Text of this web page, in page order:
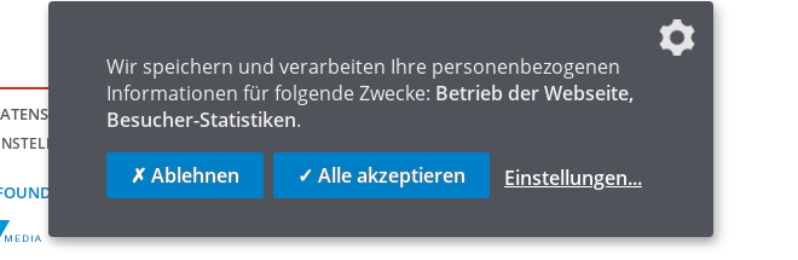
IMPRESSUM FAQ
HOME OF LOGISTICS
Wir speichern und verarbeiten Ihre personenbezogenen
Informationen für folgende Zwecke: Betrieb der Webseite,
Besucher-Statistiken.
✗ Ablehnen ✓ Alle akzeptieren Einstellungen...